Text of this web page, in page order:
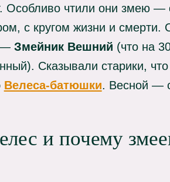
Особливо чтили они змею —
с кругом жизни и смерти.
— Змейник Вешний (что на
Сказывали старики,
Велеса-батюшки. Весной —
и почему